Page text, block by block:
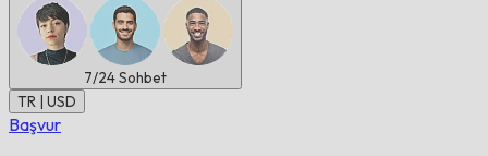
7/24Sohbet
TR | USD
Başvur